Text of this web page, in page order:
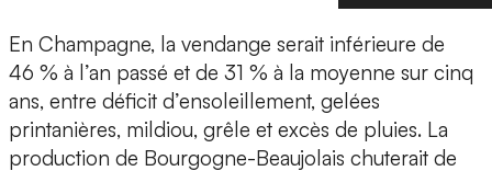
En Champagne, la vendange serait inférieure de
46 % à l’an passé et de 31 % à la moyenne sur cinq
ans, entre déficit d’ensoleillement, gelées
printanières, mildiou, grêle et excès de pluies. La
production de Bourgogne-Beaujolais chuterait de